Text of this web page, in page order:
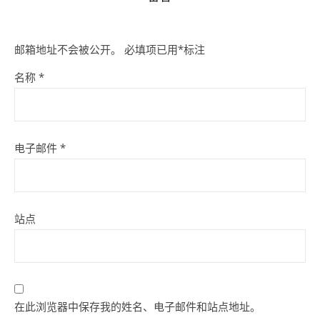
邮箱地址不会被公开。 必填项已用*标注
名称 *
电子邮件 *
站点
在此浏览器中保存我的姓名、电子邮件和站点地址。